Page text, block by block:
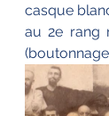
casque
au 2e rang